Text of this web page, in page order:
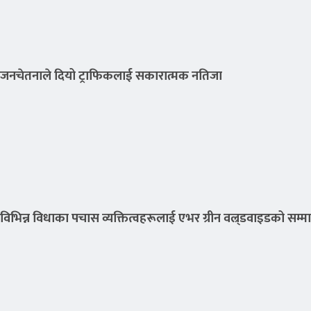
जनचेतनाले दियो ट्राफिकलाई सकारात्मक नतिजा
विभिन्न विधाका पचास व्यक्तित्वहरूलाई एभर ग्रीन वल्र्डवाइडको